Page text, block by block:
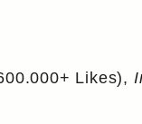
Likes),